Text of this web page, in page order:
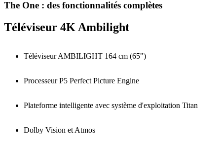
The One : des fonctionnalités complètes
Téléviseur 4K Ambilight
Téléviseur AMBILIGHT 164 cm (65")
Processeur P5 Perfect Picture Engine
Plateforme intelligente avec système d'exploitation Titan
Dolby Vision et Atmos